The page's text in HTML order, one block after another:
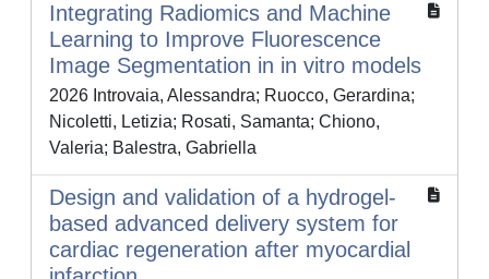
Integrating Radiomics and Machine
Learning to Improve Fluorescence
Image Segmentation in in vitro models
2026 Introvaia, Alessandra; Ruocco, Gerardina;
Nicoletti, Letizia; Rosati, Samanta; Chiono,
Valeria; Balestra, Gabriella
Design and validation of a hydrogel-
based advanced delivery system for
cardiac regeneration after myocardial